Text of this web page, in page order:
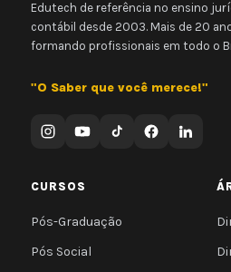
Edutech de referência no ensino
contábil desde 2003. Mais de 20
formando profissionais em todo o
"O Saber que você merece!"
CURSOS
Pós-Graduação
Pós Social